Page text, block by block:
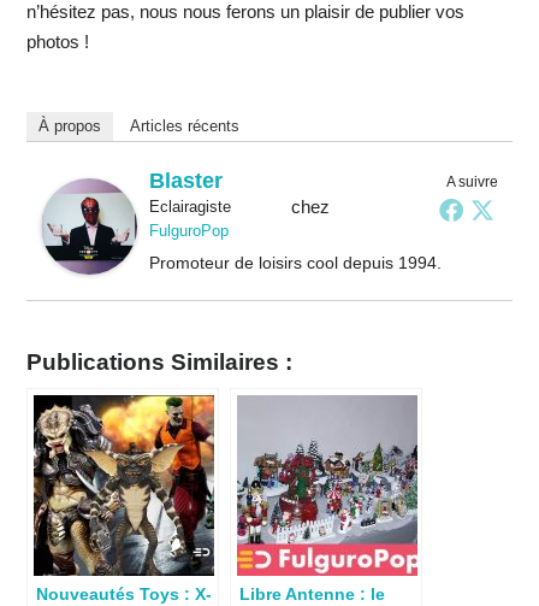
n’hésitez pas, nous nous ferons un plaisir de publier vos
photos !
À propos Articles récents
A suivre
Blaster
Eclairagistechez
FulguroPop
Promoteur de loisirs cool depuis 1994.
Publications Similaires :
Nouveautés Toys : X-
Libre Antenne : le